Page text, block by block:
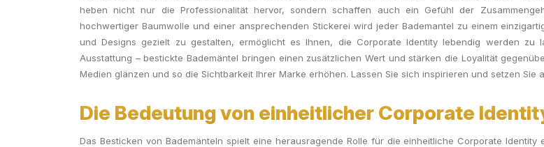
heben nicht nur die Professionalität hervor, sondern schaffen auch ein Gefühl der
hochwertiger Baumwolle und einer ansprechenden Stickerei wird jeder Bademantel zu einem
und Designs gezielt zu gestalten, ermöglicht es Ihnen, die Corporate Identity lebendig werden
Ausstattung – bestickte Bademäntel bringen einen zusätzlichen Wert und stärken die Loyalität
Medien glänzen und so die Sichtbarkeit Ihrer Marke erhöhen. Lassen Sie sich inspirieren und setzen
Die Bedeutung von einheitlicher Corporate
Das Besticken von Bademänteln spielt eine herausragende Rolle für die einheitliche Corporate